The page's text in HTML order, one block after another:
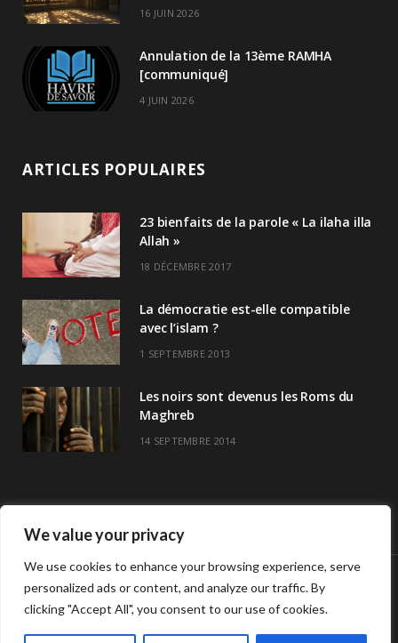
We value your privacy
We use cookies to enhance your browsing experience, serve
personalized ads or content, and analyze our traffic. By
clicking "Accept All", you consent to our use of cookies.
16 JUIN 2026
Annulation de la 13ème RAMHA
[communiqué]
4 JUIN 2026
ARTICLES POPULAIRES
23 bienfaits de la parole « La ilaha illa
Allah »
18 DÉCEMBRE 2017
La démocratie est-elle compatible
avec l’islam ?
1 SEPTEMBRE 2013
Les noirs sont devenus les Roms du
Maghreb
14 SEPTEMBRE 2014
© Copyright Havre De Savoir 2024
L’association Horaires de prières >> Contact L’association Havre de savoir